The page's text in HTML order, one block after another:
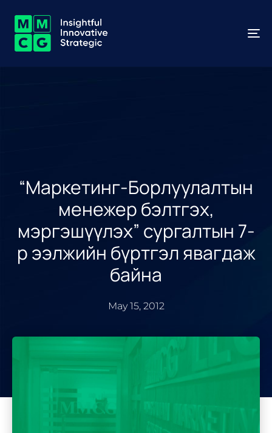
“Маркетинг-Борлуулалтын
менежер бэлтгэх,
мэргэшүүлэх” сургалтын 7-
р ээлжийн бүртгэл явагдаж
байна
May 15, 2012